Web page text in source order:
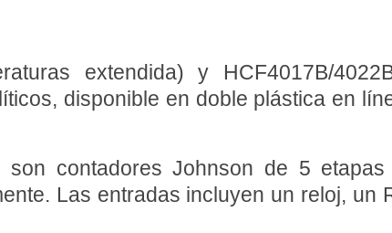
extendida) y HCF4017B/
disponible en doble plástica en
son contadores Johnson de 5
Las entradas incluyen un reloj, un